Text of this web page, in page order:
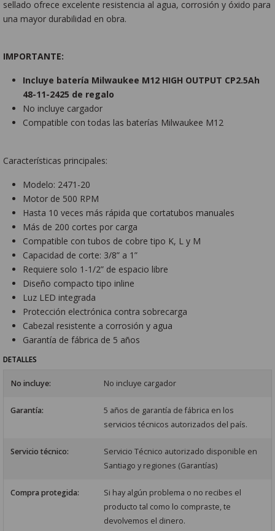
sellado ofrece excelente resistencia al agua, corrosión y óxido para
una mayor durabilidad en obra.
IMPORTANTE:
Incluye batería Milwaukee M12 HIGH OUTPUT CP2.5Ah
48-11-2425 de regalo
No incluye cargador
Compatible con todas las baterías Milwaukee M12
Características principales:
Modelo: 2471-20
Motor de 500 RPM
Hasta 10 veces más rápida que cortatubos manuales
Más de 200 cortes por carga
Compatible con tubos de cobre tipo K, L y M
Capacidad de corte: 3/8” a 1”
Requiere solo 1-1/2” de espacio libre
Diseño compacto tipo inline
Luz LED integrada
Protección electrónica contra sobrecarga
Cabezal resistente a corrosión y agua
Garantía de fábrica de 5 años
DETALLES
No incluye: No incluye cargador
Garantía:
5 años de garantía de fábrica en los
servicios técnicos autorizados del país.
Servicio técnico:
Servicio Técnico autorizado disponible en
Santiago y regiones (Garantías)
Compra protegida:
Si hay algún problema o no recibes el
producto tal como lo compraste, te
devolvemos el dinero.